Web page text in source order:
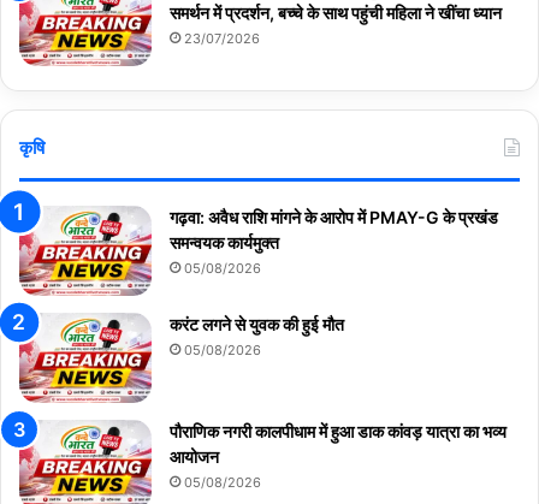
समर्थन में प्रदर्शन, बच्चे के साथ पहुंची महिला ने खींचा ध्यान
23/07/2026
कृषि
गढ़वा: अवैध राशि मांगने के आरोप में PMAY-G के प्रखंड
समन्वयक कार्यमुक्त
05/08/2026
करंट लगने से युवक की हुई मौत
05/08/2026
पौराणिक नगरी कालपीधाम में हुआ डाक कांवड़ यात्रा का भव्य
आयोजन
05/08/2026